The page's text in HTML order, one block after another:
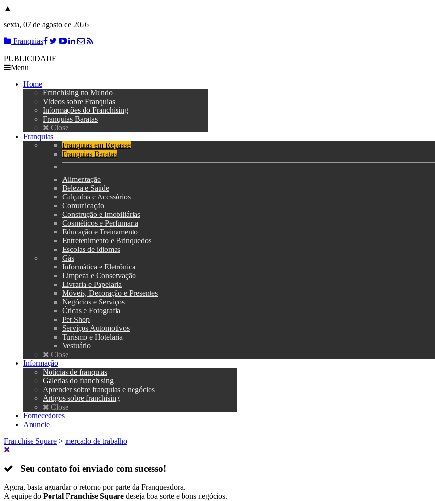
▲
sexta, 07 de agosto de 2026
Franquias
PUBLICIDADE
Menu
Home
Franchising no Mundo
Vídeos sobre Franquias
Informações do Franchising
Franquias Baratas
Close
Franquias
Franquias em Repasse
Franquias Baratas
Alimentação
Beleza e Saúde
Calçados e Acessórios
Comunicação
Construção e Imobiliárias
Cosméticos e Perfumaria
Educação e Treinamento
Entretenimento e Brinquedos
Escolas de idiomas
Gás
Informática e Eletrônica
Limpeza e Conservação
Livraria e Papelaria
Móveis, Decoração e Presentes
Negócios e Serviços
Óticas e Fotografia
Pet Shop
Serviços Automotivos
Turismo e Hotelaria
Vestuário
Close
Informação
Notícias de franquias
Galerias do franchising
Aprender sobre franquias e negócios
Artigos sobre franchising
Close
Fornecedores
Anuncie
Franchise Square > mercado de trabalho
Seu contato foi enviado com sucesso!
Agora, basta aguardar o retorno por parte da Franqueadora.
A equipe do Portal Franchise Square deseja boa sorte e bons negócios.